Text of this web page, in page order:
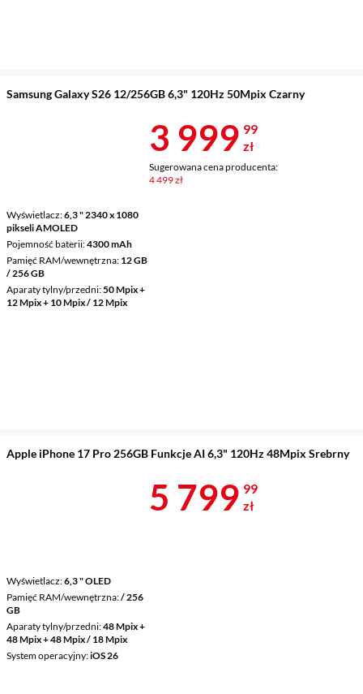
Samsung Galaxy S26 12/256GB 6,3" 120Hz 50Mpix Czarny
Wyświetlacz 6,3 " 2340 x 1080
pikseli AMOLED
Pojemność baterii 4300 mAh
Pamięć RAM/wewnętrzna 12 GB
/ 256 GB
Aparaty tylny/przedni 50 Mpix +
12 Mpix + 10 Mpix / 12 Mpix
Cena 3
3 999 99
zł
Sugerowana cena producenta:
4 499 zł
Apple iPhone 17 Pro 256GB Funkcje AI 6,3" 120Hz 48Mpix Srebrny
Wyświetlacz 6,3 " OLED
Pamięć RAM/wewnętrzna / 256
GB
Aparaty tylny/przedni 48 Mpix +
48 Mpix + 48 Mpix / 18 Mpix
System operacyjny iOS 26
Cena 5
5 799 99
zł